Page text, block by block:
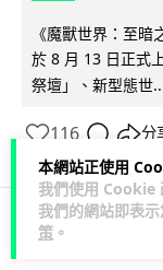
本網站正使用
我們使用 Cookie
我們的網站即表
策 。
《魔獸世界：至
於 8 月 13 日正式
祭壇」、新型態世
116 分
科技娛樂